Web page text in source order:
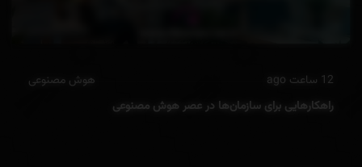
12 ساعت ago
هوش مصنوعی
راهکارهایی برای سازمان‌ها در عصر هوش مصنوعی